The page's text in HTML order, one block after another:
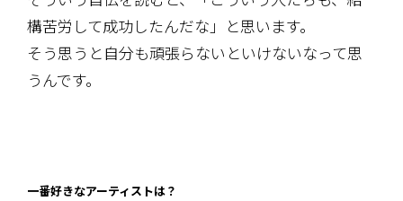
構苦労して成功したんだな」と思います。
そう思うと自分も頑張らないといけないなって思
うんです。
一番好きなアーティストは？